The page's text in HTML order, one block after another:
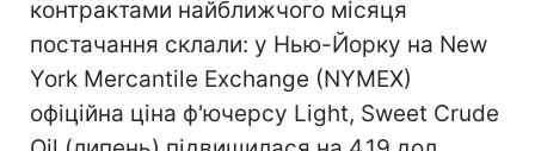
контрактами найближчого місяця
постачання склали: у Нью-Йорку на New
York Mercantile Exchange (NYMEX)
офіційна ціна ф'ючерсу Light, Sweet Crude